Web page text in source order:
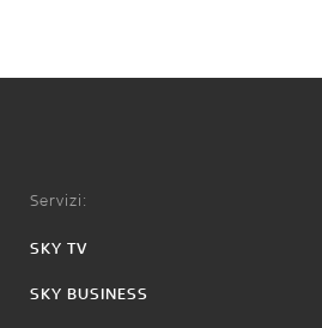
Servizi:
SKY TV
SKY BUSINESS